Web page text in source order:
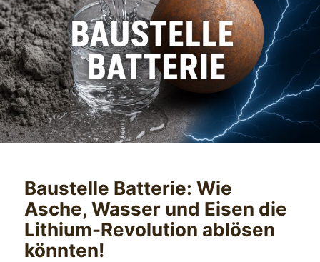
Baustelle Batterie: Wie
Asche, Wasser und Eisen die
Lithium-Revolution ablösen
könnten!